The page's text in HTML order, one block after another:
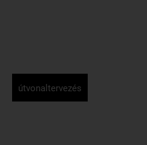
útvonaltervezés